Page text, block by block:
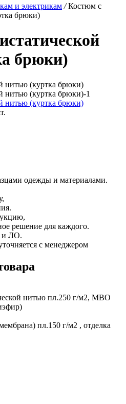
и электрикам /Костюм с
брюки)
брюки)
одежды и материалами.
решение для каждого.
и ЛО.
с менеджером
нитью пл.250 г/м2, МВО
пл.150 г/м2 , отделка